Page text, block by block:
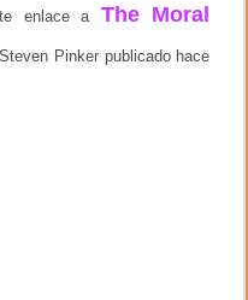
enlace a The Moral
Pinker publicado hace